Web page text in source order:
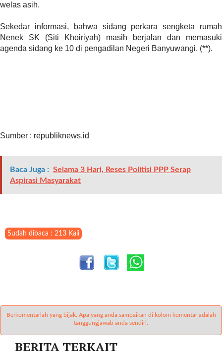
E
C
"
o
"
a
g
welas asih.
Sekedar informasi, bahwa sidang perkara sengketa rumah
Nenek SK (Siti Khoiriyah) masih berjalan dan memasuki
agenda sidang ke 10 di pengadilan Negeri Banyuwangi. (**).
Sumber : republiknews.id
Baca Juga : Selama 3 Hari, Reses Politisi PPP Serap
Aspirasi Masyarakat
Sudah dibaca : 213 Kali
Berkomentarlah yang bijak. Apa yang anda sampaikan di kolom komentar adalah
tanggungjawab anda sendiri.
BERITA TERKAIT